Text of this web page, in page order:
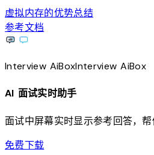
虚拟内存的优势总结
参考文档
Interview AiBoxInterviewAiBox
AI 面试实时助手
面试中屏幕实时显示参考回答，帮
免费下载download